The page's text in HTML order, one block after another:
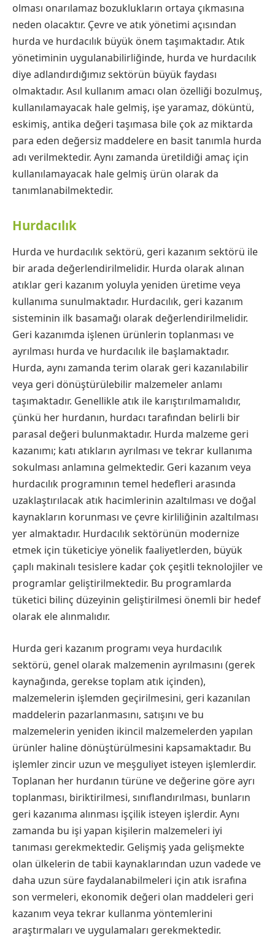
olması onarılamaz bozuklukların ortaya çıkmasına
neden olacaktır. Çevre ve atık yönetimi açısından
hurda ve hurdacılık büyük önem taşımaktadır. Atık
yönetiminin uygulanabilirliğinde, hurda ve hurdacılık
diye adlandırdığımız sektörün büyük faydası
olmaktadır. Asıl kullanım amacı olan özelliği bozulmuş,
kullanılamayacak hale gelmiş, işe yaramaz, döküntü,
eskimiş, antika değeri taşımasa bile çok az miktarda
para eden değersiz maddelere en basit tanımla hurda
adı verilmektedir. Aynı zamanda üretildiği amaç için
kullanılamayacak hale gelmiş ürün olarak da
tanımlanabilmektedir.
Hurdacılık
Hurda ve hurdacılık sektörü, geri kazanım sektörü ile
bir arada değerlendirilmelidir. Hurda olarak alınan
atıklar geri kazanım yoluyla yeniden üretime veya
kullanıma sunulmaktadır. Hurdacılık, geri kazanım
sisteminin ilk basamağı olarak değerlendirilmelidir.
Geri kazanımda işlenen ürünlerin toplanması ve
ayrılması hurda ve hurdacılık ile başlamaktadır.
Hurda, aynı zamanda terim olarak geri kazanılabilir
veya geri dönüştürülebilir malzemeler anlamı
taşımaktadır. Genellikle atık ile karıştırılmamalıdır,
çünkü her hurdanın, hurdacı tarafından belirli bir
parasal değeri bulunmaktadır. Hurda malzeme geri
kazanımı; katı atıkların ayrılması ve tekrar kullanıma
sokulması anlamına gelmektedir. Geri kazanım veya
hurdacılık programının temel hedefleri arasında
uzaklaştırılacak atık hacimlerinin azaltılması ve doğal
kaynakların korunması ve çevre kirliliğinin azaltılması
yer almaktadır. Hurdacılık sektörünün modernize
etmek için tüketiciye yönelik faaliyetlerden, büyük
çaplı makinalı tesislere kadar çok çeşitli teknolojiler ve
programlar geliştirilmektedir. Bu programlarda
tüketici bilinç düzeyinin geliştirilmesi önemli bir hedef
olarak ele alınmalıdır.
Hurda geri kazanım programı veya hurdacılık
sektörü, genel olarak malzemenin ayrılmasını (gerek
kaynağında, gerekse toplam atık içinden),
malzemelerin işlemden geçirilmesini, geri kazanılan
maddelerin pazarlanmasını, satışını ve bu
malzemelerin yeniden ikincil malzemelerden yapılan
ürünler haline dönüştürülmesini kapsamaktadır. Bu
işlemler zincir uzun ve meşguliyet isteyen işlemlerdir.
Toplanan her hurdanın türüne ve değerine göre ayrı
toplanması, biriktirilmesi, sınıflandırılması, bunların
geri kazanıma alınması işçilik isteyen işlerdir. Aynı
zamanda bu işi yapan kişilerin malzemeleri iyi
tanıması gerekmektedir. Gelişmiş yada gelişmekte
olan ülkelerin de tabii kaynaklarından uzun vadede ve
daha uzun süre faydalanabilmeleri için atık israfına
son vermeleri, ekonomik değeri olan maddeleri geri
kazanım veya tekrar kullanma yöntemlerini
araştırmaları ve uygulamaları gerekmektedir.